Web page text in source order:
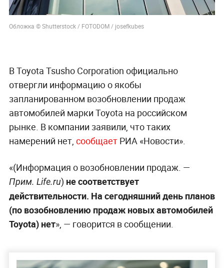
Обложка © Shutterstock / FOTODOM / josefkubes
В Toyota Tsusho Corporation официально
отвергли информацию о якобы
запланированном возобновлении продаж
автомобилей марки Toyota на российском
рынке. В компании заявили, что таких
намерений нет, сообщает РИА «Новости».
«(Информация о возобновлении продаж. —
Прим. Life.ru) не соответствует
действительности. На сегодняшний день планов
(по возобновлению продаж новых автомобилей
Toyota) нет», — говорится в сообщении.